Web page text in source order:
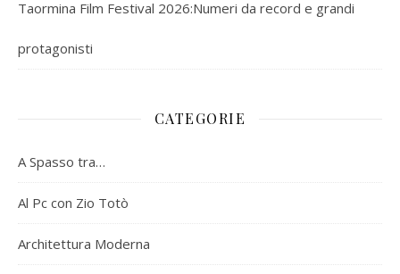
Taormina Film Festival 2026:Numeri da record e grandi
protagonisti
CATEGORIE
A Spasso tra…
Al Pc con Zio Totò
Architettura Moderna